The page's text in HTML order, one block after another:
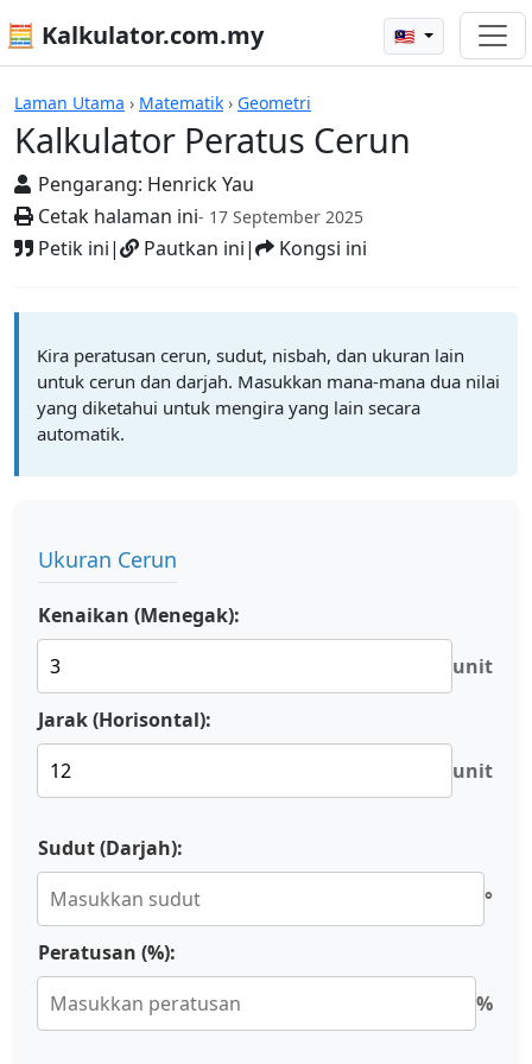
🧮 Kalkulator.com.my 🇲🇾
Laman Utama › Matematik › Geometri
Kalkulator Peratus Cerun
Pengarang: Henrick Yau
Cetak halaman ini- 17 September 2025
Petik ini| Pautkan ini| Kongsi ini
Kalkulator
Kira peratusan cerun, sudut, nisbah, dan ukuran lain
untuk cerun dan darjah. Masukkan mana-mana dua nilai
yang diketahui untuk mengira yang lain secara
automatik.
Ukuran Cerun
Kenaikan (Menegak):
unit
Jarak (Horisontal):
unit
Sudut (Darjah):
°
Peratusan (%):
%